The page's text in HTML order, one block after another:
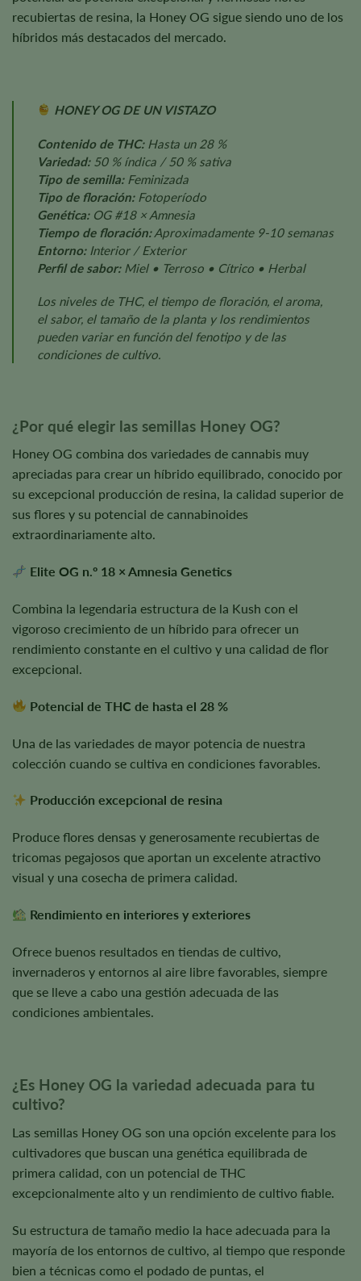
recubiertas de resina, la Honey OG sigue siendo uno de los
híbridos más destacados del mercado.
HONEY OG DE UN VISTAZO
Contenido de THC:Hasta un 28 %
Variedad:50 % índica / 50 % sativa
Tipo de semilla:Feminizada
Tipo de floración:Fotoperíodo
Genética:OG #18 × Amnesia
Tiempo de floración:Aproximadamente 9-10 semanas
Entorno:Interior / Exterior
Perfil de sabor:Miel • Terroso • Cítrico • Herbal
Los niveles de THC, el tiempo de floración, el aroma,
el sabor, el tamaño de la planta y los rendimientos
pueden variar en función del fenotipo y de las
condiciones de cultivo.
¿Por qué elegir las semillas Honey OG?
Honey OG combina dos variedades de cannabis muy
apreciadas para crear un híbrido equilibrado, conocido por
su excepcional producción de resina, la calidad superior de
sus flores y su potencial de cannabinoides
extraordinariamente alto.
Elite OG n.º 18 × Amnesia Genetics
Combina la legendaria estructura de la Kush con el
vigoroso crecimiento de un híbrido para ofrecer un
rendimiento constante en el cultivo y una calidad de flor
excepcional.
Potencial de THC de hasta el 28 %
Una de las variedades de mayor potencia de nuestra
colección cuando se cultiva en condiciones favorables.
Producción excepcional de resina
Produce flores densas y generosamente recubiertas de
tricomas pegajosos que aportan un excelente atractivo
visual y una cosecha de primera calidad.
Rendimiento en interiores y exteriores
Ofrece buenos resultados en tiendas de cultivo,
invernaderos y entornos al aire libre favorables, siempre
que se lleve a cabo una gestión adecuada de las
condiciones ambientales.
¿Es Honey OG la variedad adecuada para tu
cultivo?
Las semillas Honey OG son una opción excelente para los
cultivadores que buscan una genética equilibrada de
primera calidad, con un potencial de THC
excepcionalmente alto y un rendimiento de cultivo fiable.
Su estructura de tamaño medio la hace adecuada para la
mayoría de los entornos de cultivo, al tiempo que responde
bien a técnicas como el podado de puntas, el